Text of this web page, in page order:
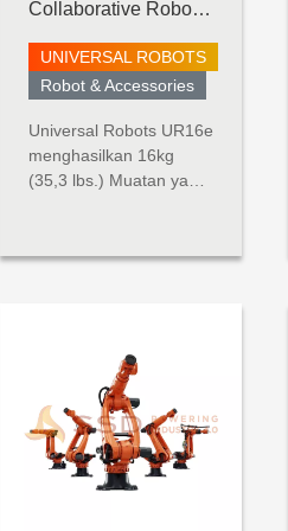
Collaborative Robot -
UNIVERSAL ROBOTS
Robot & Accessories
Universal Robots UR16e
menghasilkan 16kg
(35,3 lbs.) Muatan yang
ideal untuk digunakan
dan aplikasi penggerak
sekrup dan mur. Robot
pembangkit tenaga...